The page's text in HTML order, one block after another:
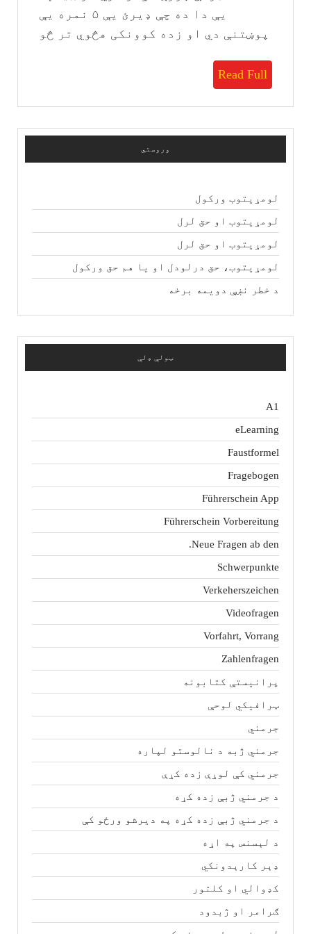
یې دا ده چې ډیرئ يې ۵ نمره یې
پوښتنې دي او زده کوونکی هڅوي تر څو
Read Full
Read
Full
وروستي
لومړیتوب ورکول
لومړیتوب او حق لرل
لومړیتوب او حق لرل
لومړیتوب، حق درلودل او یا هم حق ورکول
د خطر نښې دویمه برخه
ټولې ډلې
A1
eLearning
Faustformel
Fragebogen
Führerschein App
Führerschein Vorbereitung
Neue Fragen ab den.
Schwerpunkte
Verkeherszeichen
Videofragen
Vorfahrt, Vorrang
Zahlenfragen
پرانیستې کتابونه
ټرافیکي لوحې
جرمني
جرمني ژبه د نالوستو لپاره
جرمني کې لوړې زده کړې
د جرمني ژبې زده کړه
د جرمني ژبې زده کړه په دیرشو ورځو کې
د لېسنس په اړه
ډېر کارېدونکي
کډوالي او کلتور
ګرامر او ژبدود